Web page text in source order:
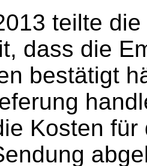
teilte
dass die
bestätigt
Kosten